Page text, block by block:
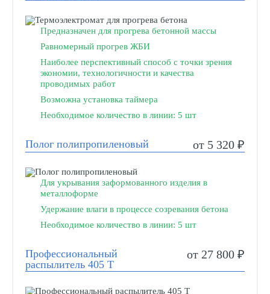
Предназначен для прогрева бетонной массы
Равномерный прогрев ЖБИ
Наиболее перспективный способ с точки зрения
экономии, технологичности и качества
проводимых работ
Возможна установка таймера
Необходимое количество в линии: 5 шт
Полог полипропиленовый от 5 320 ₽
Для укрывания заформованного изделия в
металлоформе
Удержание влаги в процессе созревания бетона
Необходимое количество в линии: 5 шт
Профессиональный
распылитель 405 Т
от 27 800 ₽